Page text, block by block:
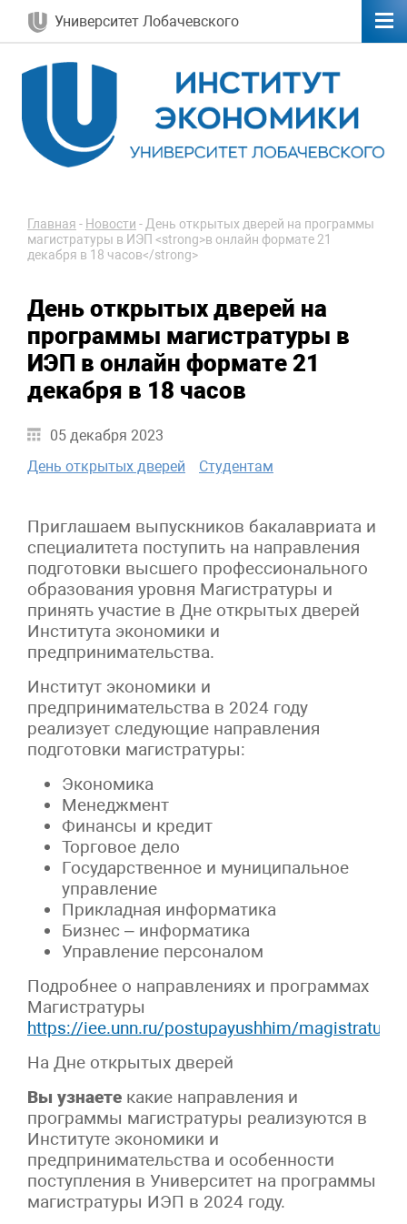
Университет Лобачевского
Главная - Новости -День открытых дверей на программы
магистратуры в ИЭП <strong>в онлайн формате 21
декабря в 18 часов</strong>
День открытых дверей на
программы магистратуры в
ИЭП в онлайн формате 21
декабря в 18 часов
05 декабря 2023
День открытых дверей
Студентам
Приглашаем выпускников бакалавриата и
специалитета поступить на направления
подготовки высшего профессионального
образования уровня Магистратуры и
принять участие в Дне открытых дверей
Института экономики и
предпринимательства.
Институт экономики и
предпринимательства в 2024 году
реализует следующие направления
подготовки магистратуры:
Экономика
Менеджмент
Финансы и кредит
Торговое дело
Государственное и муниципальное
управление
Прикладная информатика
Бизнес – информатика
Управление персоналом
Подробнее о направлениях и программах
Магистратуры
https://iee.unn.ru/postupayushhim/magistratura/
На Дне открытых дверей
Вы узнаете какие направления и
программы магистратуры реализуются в
Институте экономики и
предпринимательства и особенности
поступления в Университет на программы
магистратуры ИЭП в 2024 году.